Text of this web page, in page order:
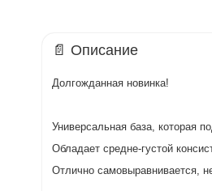
📄 Описание
Долгожданная новинка!
Универсальная база, которая
Обладает средне-густой
Отлично самовыравнивается,